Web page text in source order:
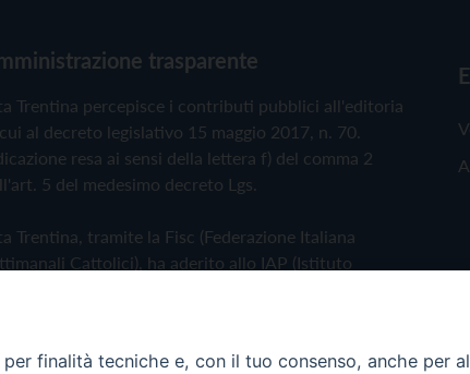
trasparente
Trentina percepisce i contributi pubblici all'editoria
al decreto legislativo 15 maggio 2017, n. 70.
resa ai sensi della lettera f) del comma 2
5 del medesimo decreto Lgs.
Trentina, tramite la Fisc (Federazione Italiana
Cattolici), ha aderito allo IAP (Istituto
Policy Cookie Policy
finalità tecniche e, con il tuo consenso, anche per